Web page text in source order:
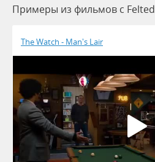
Примеры из фильмов c Felted
The Watch - Man's Lair